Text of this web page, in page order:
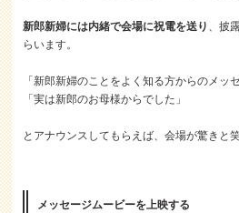
新郎新婦には内緒で会場に祝電を送り 、披
らいます。
「新郎新婦のことをよく知る方からのメッ
「実は新郎のお母様からでした」
とアナウンスしてもらえば、会場が驚きと
メッセージムービーを上映する